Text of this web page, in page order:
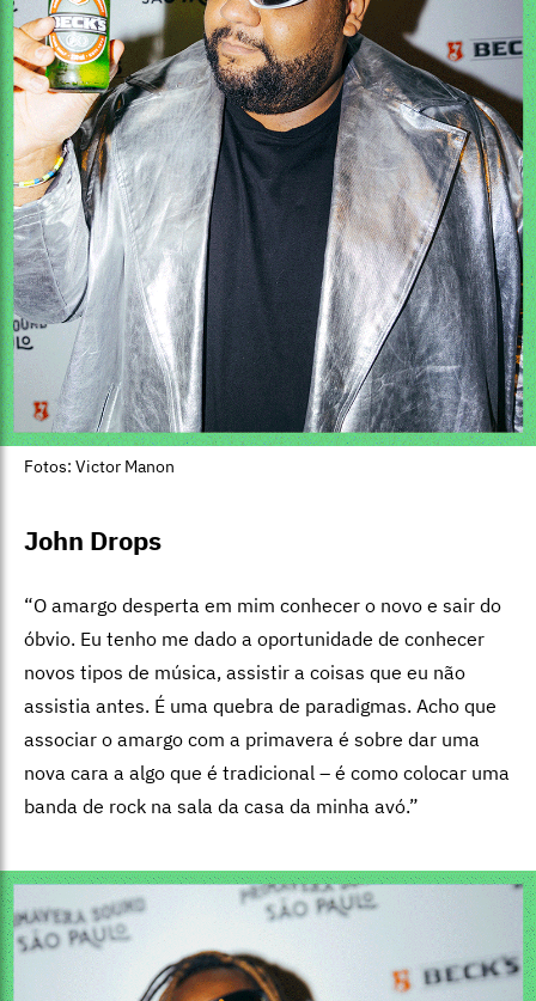
Fotos: Victor Manon
John Drops
“O amargo desperta em mim conhecer o novo e sair do
óbvio. Eu tenho me dado a oportunidade de conhecer
novos tipos de música, assistir a coisas que eu não
assistia antes. É uma quebra de paradigmas. Acho que
associar o amargo com a primavera é sobre dar uma
nova cara a algo que é tradicional – é como colocar uma
banda de rock na sala da casa da minha avó.”